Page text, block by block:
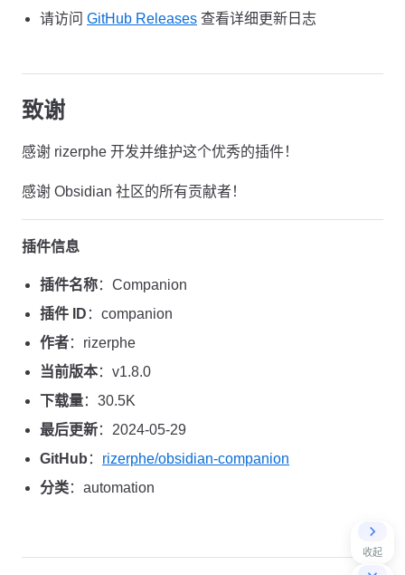
收起
请访问 GitHub Releases 查看详细更新日志
致谢
感谢 rizerphe 开发并维护这个优秀的插件！
感谢 Obsidian 社区的所有贡献者！
插件信息
插件名称：Companion
插件 ID ：companion
作者：rizerphe
当前版本：v1.8.0
下载量：30.5K
最后更新：2024-05-29
GitHub ： rizerphe/obsidian-companion
分类：automation